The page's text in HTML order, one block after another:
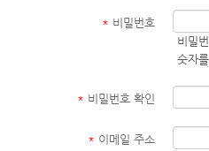
* 비밀번호
비밀
숫자
* 비밀번호 확인
* 이메일 주소